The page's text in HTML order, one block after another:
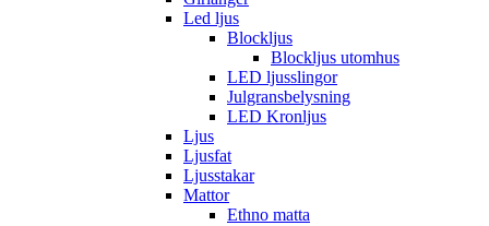
Led ljus
Blockljus
Blockljus utomhus
LED ljusslingor
Julgransbelysning
LED Kronljus
Ljus
Ljusfat
Ljusstakar
Mattor
Ethno matta